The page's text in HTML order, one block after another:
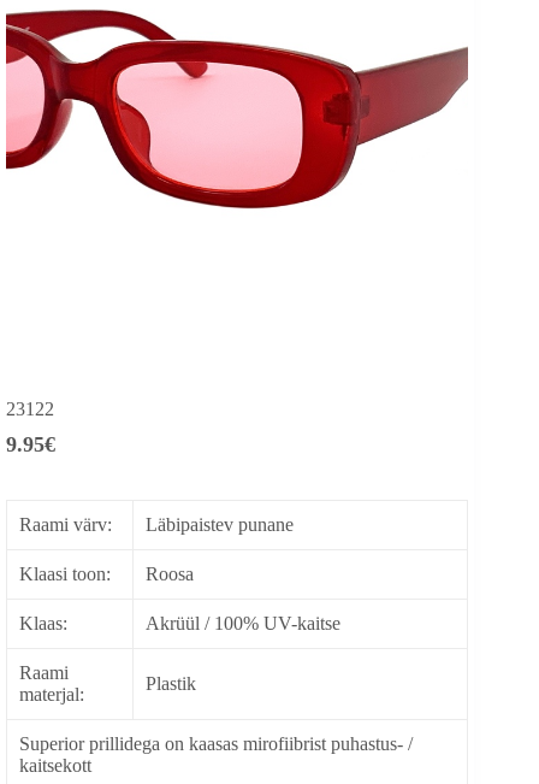
23122
9.95€
Raami värv: Läbipaistev punane
Klaasi toon: Roosa
Klaas: Akrüül / 100% UV-kaitse
Raami
materjal:
Plastik
Superior prillidega on kaasas mirofiibrist puhastus- /
kaitsekott